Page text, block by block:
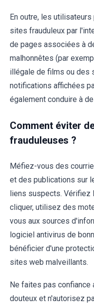
En outre, les
sites frauduleux par
de pages associées à
malhonnêtes (par
illégale de films ou des
notifications affichées
également conduire à
Comment éviter
frauduleuses ?
Méfiez-vous des
et des publications sur
liens suspects. Vérifiez
cliquer, utilisez des
vous aux sources
logiciel antivirus de
bénéficier d'une
sites web malveillants.
Ne faites pas
douteux et n'autorisez